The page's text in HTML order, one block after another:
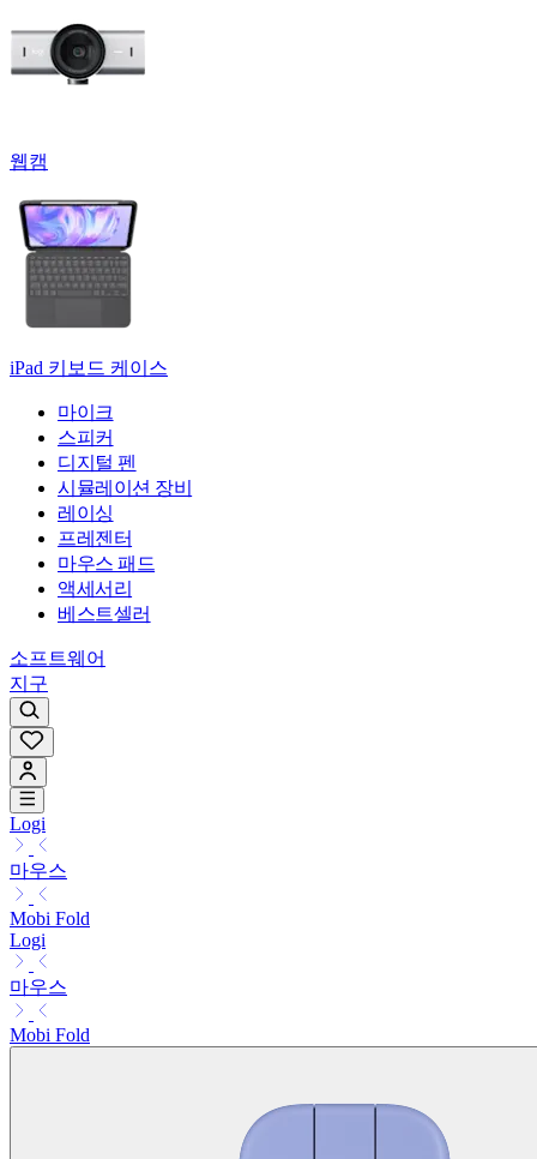
웹캠
iPad 키보드 케이스
마이크
스피커
디지털 펜
시뮬레이션 장비
레이싱
프레젠터
마우스 패드
액세서리
베스트셀러
소프트웨어
지구
Logi
마우스
Mobi Fold
Logi
마우스
Mobi Fold